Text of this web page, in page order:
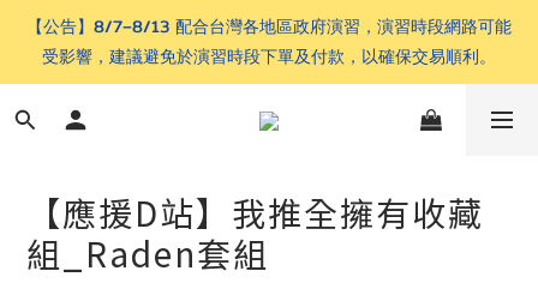
【公告】8/7–8/13 配合台灣各地區政府演習，演習時段網路可能
受影響，建議避免於演習時段下單及付款，以確保交易順利。
【應援D站】我推全擁有收藏
組_Raden套組